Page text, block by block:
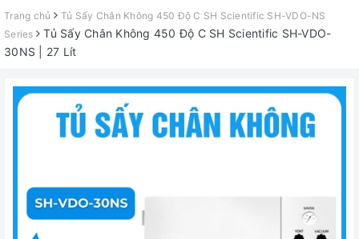
Trang chủ
Tủ Sấy Chân Không 450 Độ C SH Scientific SH-VDO-NS
Series
Tủ Sấy Chân Không 450 Độ C SH Scientific SH-VDO-
30NS | 27 Lít